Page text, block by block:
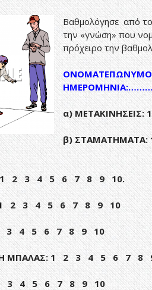
Βαθμολόγησε από το
την «γνώση» που
πρόχειρο την
ΟΝΟΜΑΤΕΠΩΝΥΜΟ
ΗΜΕΡΟΜΗΝΙΑ
α)
β)
1 2 3 4 5 6 7 8 9 10.
1 2 3 4 5 6 7 8 9 10
2 3 4 5 6 7 8 9 10
MΠΑΛΑΣ: 1 2 3 4 5 6 7 8
2 3 4 5 6 7 8 9 10